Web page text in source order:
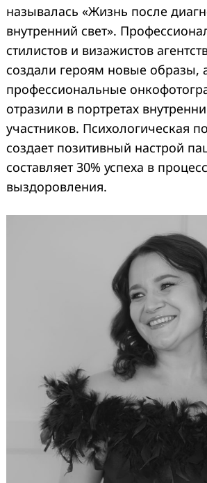
называлась «Жизнь после
внутренний свет».
стилистов и визажистов
создали героям новые образы,
профессиональные
отразили в портретах
участников. Психологическая
создает позитивный настрой
составляет 30% успеха в
выздоровления.